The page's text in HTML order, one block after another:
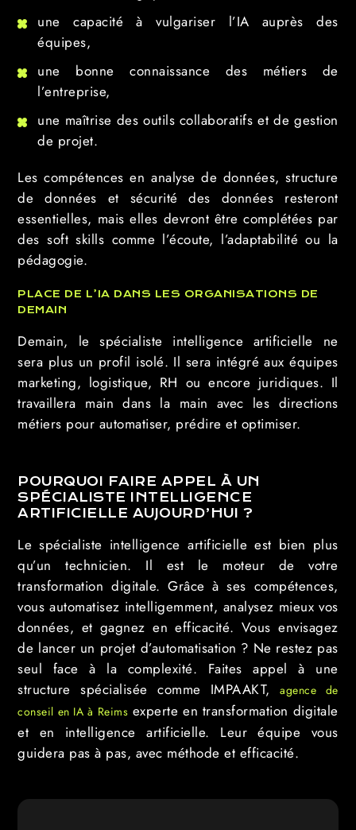
une capacité à vulgariser l’IA auprès des
équipes,
une bonne connaissance des métiers de
l’entreprise,
une maîtrise des outils collaboratifs et de gestion
de projet.
Les compétences en analyse de données, structure
de données et sécurité des données resteront
essentielles, mais elles devront être complétées par
des soft skills comme l’écoute, l’adaptabilité ou la
pédagogie.
PLACE DE L’IA DANS LES ORGANISATIONS DE
DEMAIN
Demain, le spécialiste intelligence artificielle ne
sera plus un profil isolé. Il sera intégré aux équipes
marketing, logistique, RH ou encore juridiques. Il
travaillera main dans la main avec les directions
métiers pour automatiser, prédire et optimiser.
POURQUOI FAIRE APPEL À UN
SPÉCIALISTE INTELLIGENCE
ARTIFICIELLE AUJOURD’HUI ?
Le spécialiste intelligence artificielle est bien plus
qu’un technicien. Il est le moteur de votre
transformation digitale. Grâce à ses compétences,
vous automatisez intelligemment, analysez mieux vos
données, et gagnez en efficacité. Vous envisagez
de lancer un projet d’automatisation ? Ne restez pas
seul face à la complexité. Faites appel à une
structure spécialisée comme IMPAAKT,
agence de
conseil en IA à Reims experte en transformation digitale
et en intelligence artificielle. Leur équipe vous
guidera pas à pas, avec méthode et efficacité.